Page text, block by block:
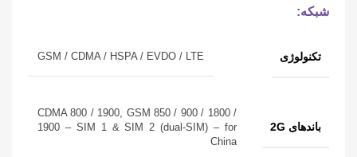
شبکه:
تکنولوژی GSM / CDMA / HSPA / EVDO / LTE
باندهای 2G
CDMA 800 / 1900, GSM 850 / 900 / 1800 /
1900 – SIM 1 & SIM 2 (dual-SIM) – for
China